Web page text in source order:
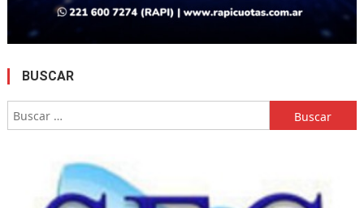
BUSCAR
Buscar: